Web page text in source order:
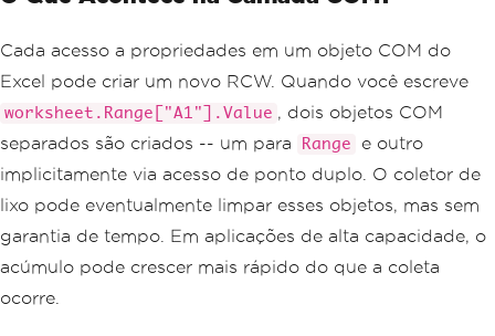
Cada acesso a propriedades em um objeto COM do
Excel pode criar um novo RCW. Quando você escreve
worksheet.Range["A1"].Value , dois objetos COM
separados são criados -- um para
Range
e outro
implicitamente via acesso de ponto duplo. O coletor de
lixo pode eventualmente limpar esses objetos, mas sem
garantia de tempo. Em aplicações de alta capacidade, o
acúmulo pode crescer mais rápido do que a coleta
ocorre.